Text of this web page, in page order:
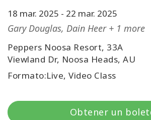
Sobre
nosotros
Las
barras
Access
Regiones
18 mar. 2025 - 22 mar. 2025
Gary Douglas, Dain Heer + 1 more
Peppers Noosa Resort, 33A
Viewland Dr, Noosa Heads, AU
Formato:Live, Video Class
Obtener un